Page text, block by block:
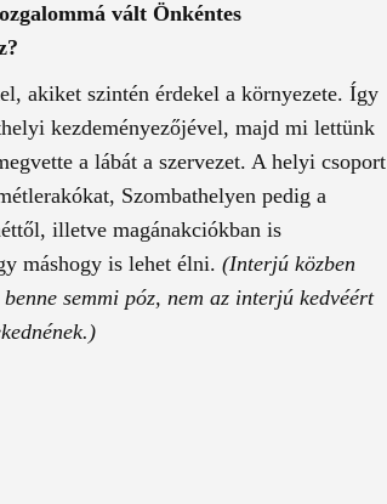
vált Önkéntes
akiket szintén érdekel a környezete. Így
kezdeményezőjével, majd mi lettünk
a lábát a szervezet. A helyi csoport
Szombathelyen pedig a
illetve magánakciókban is
máshogy is lehet élni. (Interjú közben
semmi póz, nem az interjú kedvéért